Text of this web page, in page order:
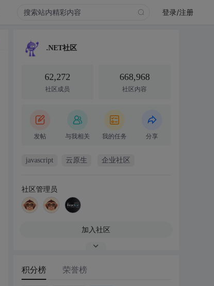
登录/注册
.NET社区
62,272
社区成员
668,968
社区内容
发帖 与我相关 我的任务 分享
javascript 云原生 企业社区
社区管理员
加入社区
积分榜 荣誉榜